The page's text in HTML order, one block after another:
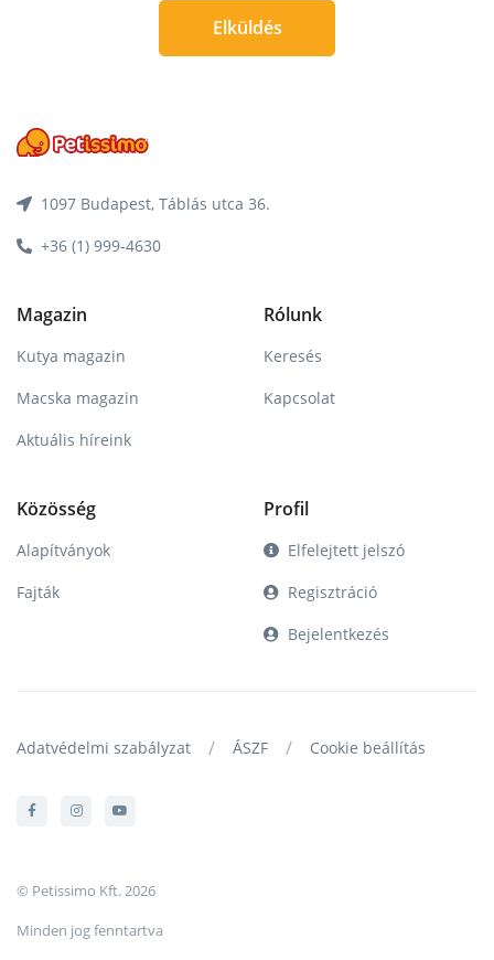
Elküldés
1097 Budapest, Táblás utca 36.
+36 (1) 999-4630
Magazin
Kutya magazin
Macska magazin
Aktuális híreink
Rólunk
Keresés
Kapcsolat
Közösség
Alapítványok
Fajták
Profil
Elfelejtett jelszó
Regisztráció
Bejelentkezés
Adatvédelmi szabályzat / ÁSZF / Cookie beállítás
© Petissimo Kft. 2026
Minden jog fenntartva